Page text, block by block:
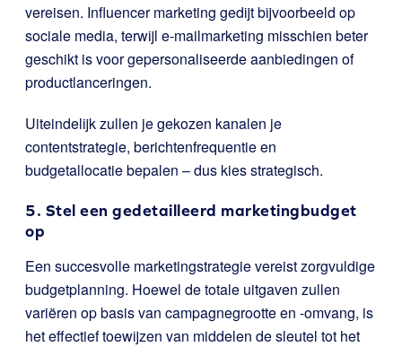
vereisen. Influencer marketing gedijt bijvoorbeeld op
sociale media, terwijl e-mailmarketing misschien beter
geschikt is voor gepersonaliseerde aanbiedingen of
productlanceringen.
Uiteindelijk zullen je gekozen kanalen je
contentstrategie, berichtenfrequentie en
budgetallocatie bepalen – dus kies strategisch.
5. Stel een gedetailleerd marketingbudget
op
Een succesvolle marketingstrategie vereist zorgvuldige
budgetplanning. Hoewel de totale uitgaven zullen
variëren op basis van campagnegrootte en -omvang, is
het effectief toewijzen van middelen de sleutel tot het